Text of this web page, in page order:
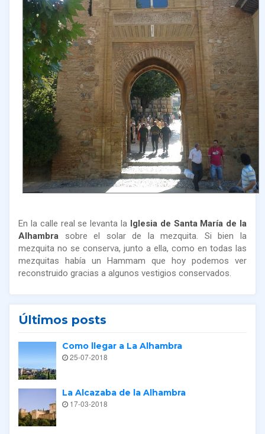
En la calle real se levanta la Iglesia de Santa María de la
Alhambra sobre el solar de la mezquita. Si bien la
mezquita no se conserva, junto a ella, como en todas las
mezquitas había un Hammam que hoy podemos ver
reconstruido gracias a algunos vestigios conservados.
Últimos posts
Como llegar a La Alhambra
25-07-2018
La Alcazaba de la Alhambra
17-03-2018